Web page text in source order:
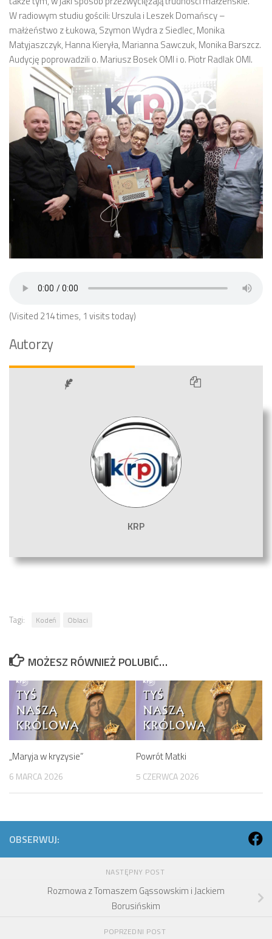
W radiowym studiu gościli: Urszula i Leszek Domańscy –
małżeństwo z Łukowa, Szymon Wydra z Siedlec, Monika
Matyjaszczyk, Hanna Kieryła, Marianna Sawczuk, Monika Barszcz.
Audycję poprowadzili o. Mariusz Bosek OMI i o. Piotr Radlak OMI.
(Visited 214 times, 1 visits today)
Autorzy
KRP
Tagi: Kodeń Oblaci
MOŻESZ RÓWNIEŻ POLUBIĆ…
„Maryja w kryzysie”
6 MARCA 2026
Powrót Matki
5 CZERWCA 2026
OBSERWUJ:
NASTĘPNY POST
Rozmowa z Tomaszem Gąssowskim i Jackiem
Borusińskim
POPRZEDNI POST